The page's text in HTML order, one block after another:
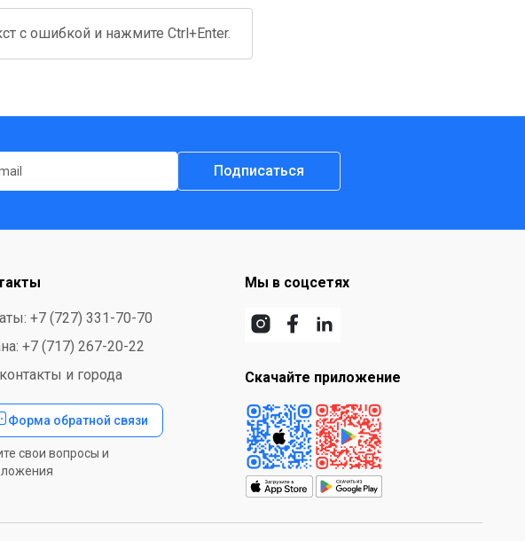
с ошибкой и нажмите Ctrl+Enter.
Подписаться
+7 (727) 331-70-70
+7 (717) 267-20-22
и города
Форма обратной связи
свои вопросы и
Мы в соцсетях
Скачайте приложение